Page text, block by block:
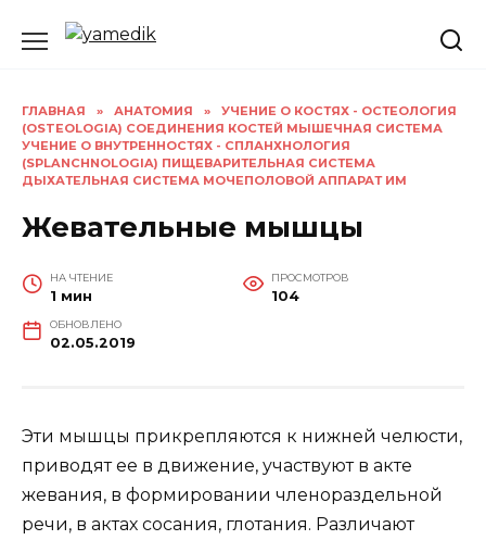
ГЛАВНАЯ » АНАТОМИЯ »
УЧЕНИЕ О КОСТЯХ - ОСТЕОЛОГИЯ
(OSTEOLOGIA) СОЕДИНЕНИЯ КОСТЕЙ МЫШЕЧНАЯ СИСТЕМА
УЧЕНИЕ О ВНУТРЕННОСТЯХ - СПЛАНХНОЛОГИЯ
(SPLANCHNOLOGIA) ПИЩЕВАРИТЕЛЬНАЯ СИСТЕМА
ДЫХАТЕЛЬНАЯ СИСТЕМА МОЧЕПОЛОВОЙ АППАРАТ ИМ
Жевательные мышцы
НА ЧТЕНИЕ
1 мин
ПРОСМОТРОВ
104
ОБНОВЛЕНО
02.05.2019
Эти мышцы прикрепляются к нижней челюсти,
приводят ее в движение, участвуют в акте
жевания, в формировании членораздельной
речи, в актах сосания, глотания. Различают